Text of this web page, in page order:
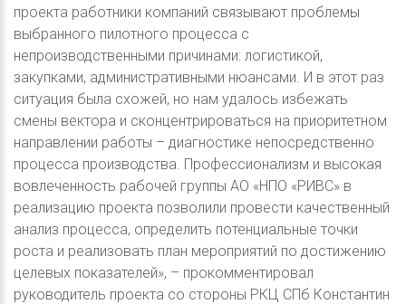
проекта работники компаний связывают проблемы
выбранного пилотного процесса с
непроизводственными причинами: логистикой,
закупками, административными нюансами. И в этот раз
ситуация была схожей, но нам удалось избежать
смены вектора и сконцентрироваться на приоритетном
направлении работы – диагностике непосредственно
процесса производства. Профессионализм и высокая
вовлеченность рабочей группы АО «НПО «РИВС» в
реализацию проекта позволили провести качественный
анализ процесса, определить потенциальные точки
роста и реализовать план мероприятий по достижению
целевых показателей», – прокомментировал
руководитель проекта со стороны РКЦ СПб Константин